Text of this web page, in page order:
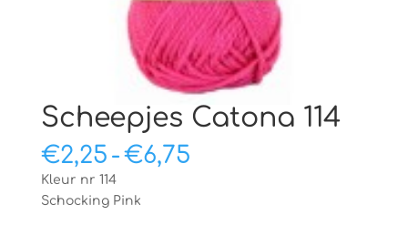
Scheepjes Catona 114
€2,25 -€6,75Prijsklasse:
Kleur nr 114
Schocking Pink